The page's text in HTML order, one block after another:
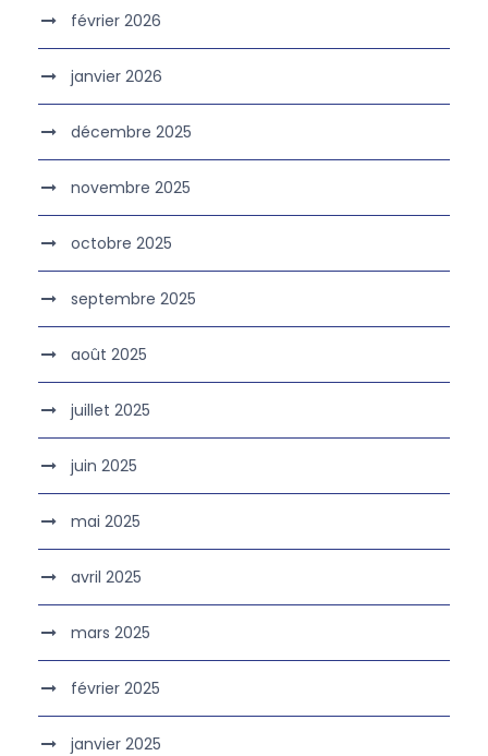
février 2026
janvier 2026
décembre 2025
novembre 2025
octobre 2025
septembre 2025
août 2025
juillet 2025
juin 2025
mai 2025
avril 2025
mars 2025
février 2025
janvier 2025